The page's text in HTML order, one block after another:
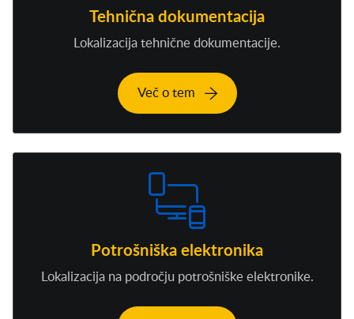
Tehnična dokumentacija
Lokalizacija tehnične dokumentacije.
Več o tem
Potrošniška elektronika
Lokalizacija na področju potrošniške elektronike.